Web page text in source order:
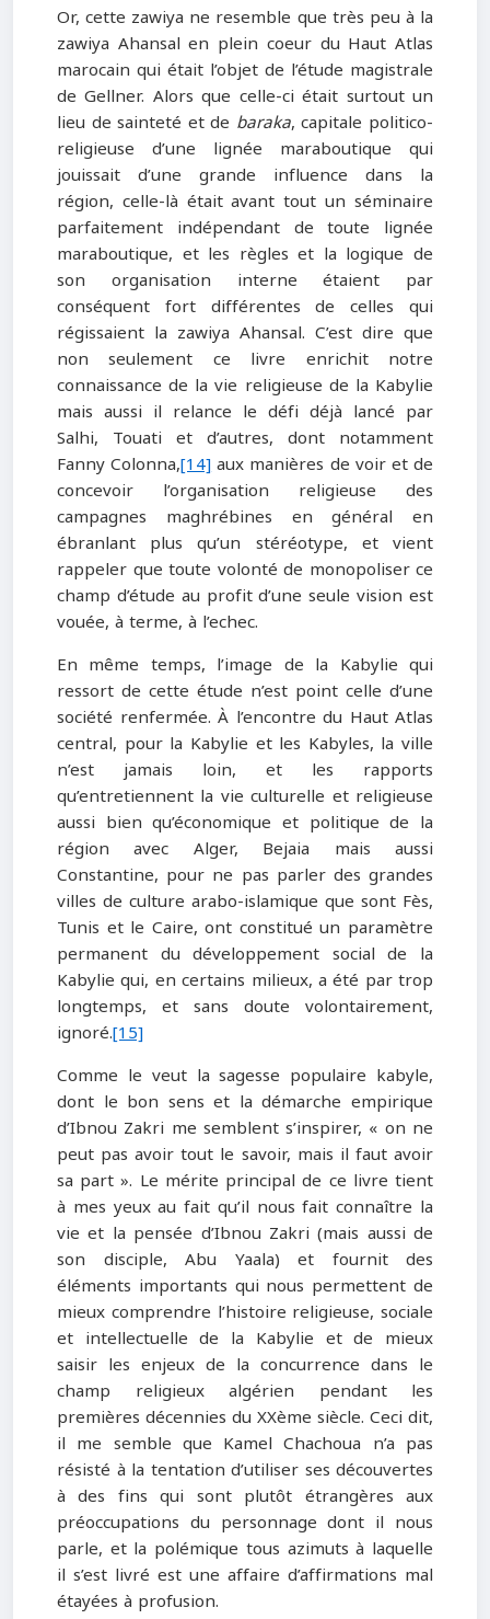
Or, cette zawiya ne resemble que très peu à la
zawiya Ahansal en plein coeur du Haut Atlas
marocain qui était l’objet de l’étude magistrale
de Gellner. Alors que celle-ci était surtout un
lieu de sainteté et de baraka, capitale politico-
religieuse d’une lignée maraboutique qui
jouissait d’une grande influence dans la
région, celle-là était avant tout un séminaire
parfaitement indépendant de toute lignée
maraboutique, et les règles et la logique de
son organisation interne étaient par
conséquent fort différentes de celles qui
régissaient la zawiya Ahansal. C’est dire que
non seulement ce livre enrichit notre
connaissance de la vie religieuse de la Kabylie
mais aussi il relance le défi déjà lancé par
Salhi, Touati et d’autres, dont notamment
Fanny Colonna,[14]aux manières de voir et de
concevoir l’organisation religieuse des
campagnes maghrébines en général en
ébranlant plus qu’un stéréotype, et vient
rappeler que toute volonté de monopoliser ce
champ d’étude au profit d’une seule vision est
vouée, à terme, à l’echec.
En même temps, l’image de la Kabylie qui
ressort de cette étude n’est point celle d’une
société renfermée. À l’encontre du Haut Atlas
central, pour la Kabylie et les Kabyles, la ville
n’est jamais loin, et les rapports
qu’entretiennent la vie culturelle et religieuse
aussi bien qu’économique et politique de la
région avec Alger, Bejaia mais aussi
Constantine, pour ne pas parler des grandes
villes de culture arabo-islamique que sont Fès,
Tunis et le Caire, ont constitué un paramètre
permanent du développement social de la
Kabylie qui, en certains milieux, a été par trop
longtemps, et sans doute volontairement,
ignoré.[15]
Comme le veut la sagesse populaire kabyle,
dont le bon sens et la démarche empirique
d’Ibnou Zakri me semblent s’inspirer, « on ne
peut pas avoir tout le savoir, mais il faut avoir
sa part ». Le mérite principal de ce livre tient
à mes yeux au fait qu’il nous fait connaître la
vie et la pensée d’Ibnou Zakri (mais aussi de
son disciple, Abu Yaala) et fournit des
éléments importants qui nous permettent de
mieux comprendre l’histoire religieuse, sociale
et intellectuelle de la Kabylie et de mieux
saisir les enjeux de la concurrence dans le
champ religieux algérien pendant les
premières décennies du XXème siècle. Ceci dit,
il me semble que Kamel Chachoua n’a pas
résisté à la tentation d’utiliser ses découvertes
à des fins qui sont plutôt étrangères aux
préoccupations du personnage dont il nous
parle, et la polémique tous azimuts à laquelle
il s’est livré est une affaire d’affirmations mal
étayées à profusion.